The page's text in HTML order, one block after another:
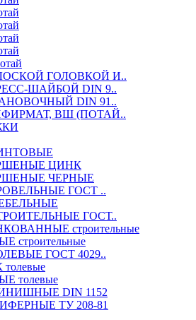
ГОЛОВКОЙ И..
ШАЙБОЙ DIN 9..
DIN 91..
ВШ (ПОТАЙ..
ЦИНК
ЧЕРНЫЕ
ГОСТ ..
ГОСТ..
строительные
строительные
ГОСТ 4029..
толевые
DIN 1152
ТУ 208-81